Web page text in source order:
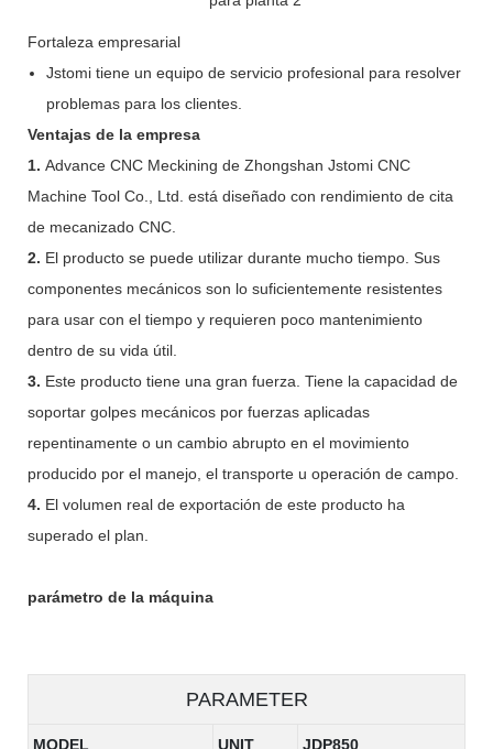
Fortaleza empresarial
Jstomi tiene un equipo de servicio profesional para resolver
problemas para los clientes.
Ventajas de la empresa
1. Advance CNC Meckining de Zhongshan Jstomi CNC
Machine Tool Co., Ltd. está diseñado con rendimiento de cita
de mecanizado CNC.
2. El producto se puede utilizar durante mucho tiempo. Sus
componentes mecánicos son lo suficientemente resistentes
para usar con el tiempo y requieren poco mantenimiento
dentro de su vida útil.
3. Este producto tiene una gran fuerza. Tiene la capacidad de
soportar golpes mecánicos por fuerzas aplicadas
repentinamente o un cambio abrupto en el movimiento
producido por el manejo, el transporte u operación de campo.
4. El volumen real de exportación de este producto ha
superado el plan.
parámetro de la máquina
PARAMETER
MODEL UNIT JDP850